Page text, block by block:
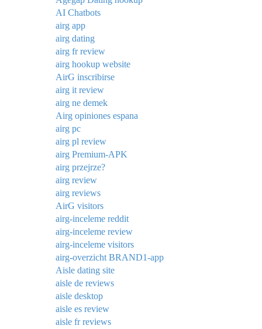
AI Chatbots
airg app
airg dating
airg fr review
airg hookup website
AirG inscribirse
airg it review
airg ne demek
Airg opiniones espana
airg pc
airg pl review
airg Premium-APK
airg przejrze?
airg review
airg reviews
AirG visitors
airg-inceleme reddit
airg-inceleme review
airg-inceleme visitors
airg-overzicht BRAND1-app
Aisle dating site
aisle de reviews
aisle desktop
aisle es review
aisle fr reviews